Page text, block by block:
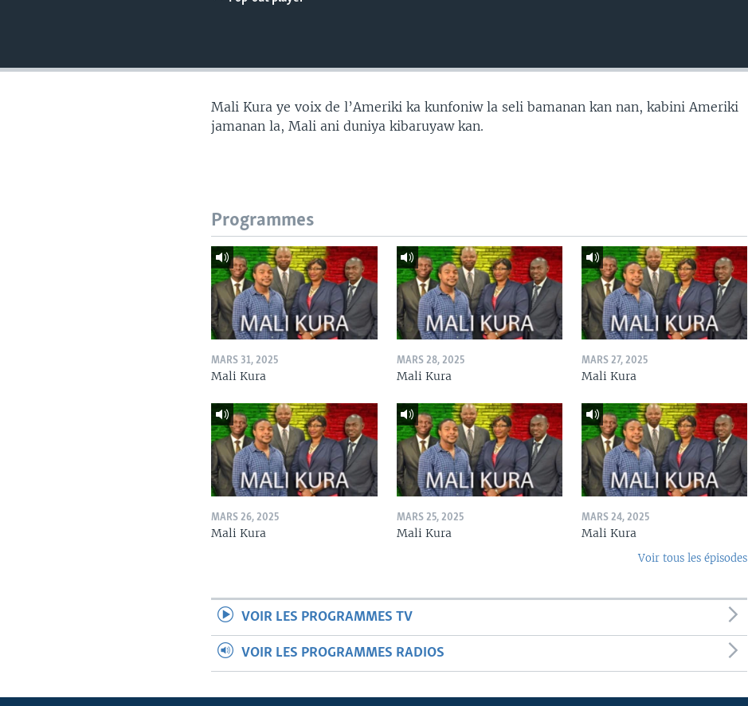
Mali Kura ye voix de l’Ameriki ka kunfoniw la seli bamanan kan nan, kabini Ameriki
jamanan la, Mali ani duniya kibaruyaw kan.
Programmes
MARS 31, 2025
Mali Kura
MARS 28, 2025
Mali Kura
MARS 27, 2025
Mali Kura
MARS 26, 2025
Mali Kura
MARS 25, 2025
Mali Kura
MARS 24, 2025
Mali Kura
Voir tous les épisodes
VOIR LES PROGRAMMES TV
VOIR LES PROGRAMMES RADIOS